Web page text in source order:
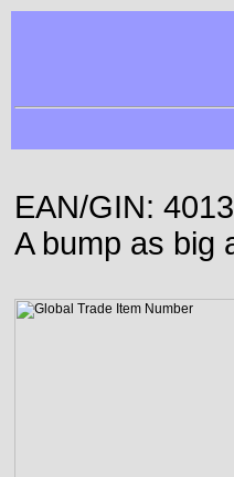
EAN/GIN:
A bump as big